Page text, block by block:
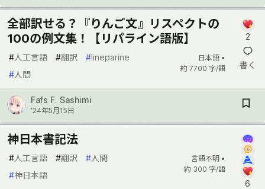
全部訳せる？『りんご文』リスペクトの
100の例文集！【リパライン語版】
#人工言語 #翻訳 #lineparine
#人間
日本語 •
約 7700 字/語
2
書く
Fafs F. Sashimi
’24年5月15日
神日本書記法
#人工言語 #翻訳 #人間
#神日本語
言語不明 •
約 300 字/語
6